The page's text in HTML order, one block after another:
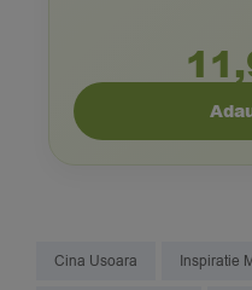
Cina Usoara Inspiratie